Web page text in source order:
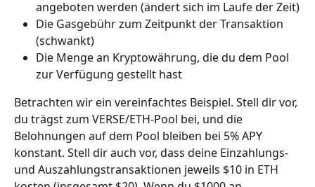
angeboten werden (ändert sich im Laufe der Zeit)
Die Gasgebühr zum Zeitpunkt der Transaktion
(schwankt)
Die Menge an Kryptowährung, die du dem Pool
zur Verfügung gestellt hast
Betrachten wir ein vereinfachtes Beispiel. Stell dir vor,
du trägst zum VERSE/ETH-Pool bei, und die
Belohnungen auf dem Pool bleiben bei 5% APY
konstant. Stell dir auch vor, dass deine Einzahlungs-
und Auszahlungstransaktionen jeweils $10 in ETH